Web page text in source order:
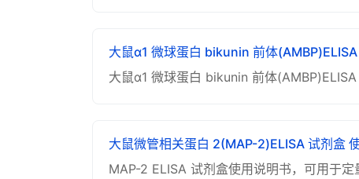
大鼠α1 微球蛋白 bikunin 前体
大鼠α1 微球蛋白 bikunin 前体
大鼠微管相关蛋白 2(MAP-2)ELISA 试剂盒
MAP-2 ELISA 试剂盒使用说明书，可用于